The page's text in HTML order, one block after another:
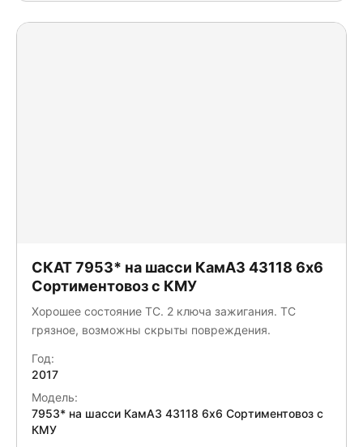
МегаТрон
Меткомплекс
Мценский завод Коммаш
НефАЗ
Новый завод
НПО Трансмастер
ПК Коммунальные машины
СКАТ 7953* на шасси КамАЗ 43118 6x6
Сортиментовоз с КМУ
Хорошее состояние ТС. 2 ключа зажигания. ТС
грязное, возможны скрыты повреждения.
Год:
2017
Модель:
7953* на шасси КамАЗ 43118 6x6 Сортиментовоз с
КМУ